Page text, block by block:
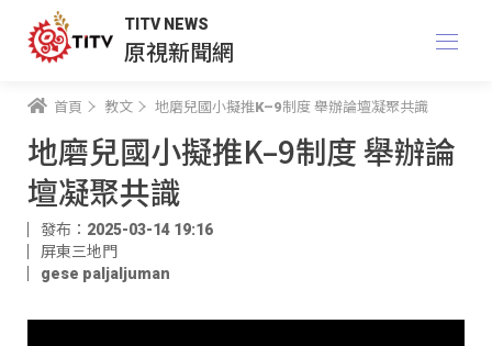
TITV NEWS
原視新聞網
首頁 教文 地磨兒國小擬推K–9制度 舉辦論壇凝聚共識
地磨兒國小擬推K–9制度 舉辦論
壇凝聚共識
發布：2025-03-14 19:16
屏東三地門
gese paljaljuman